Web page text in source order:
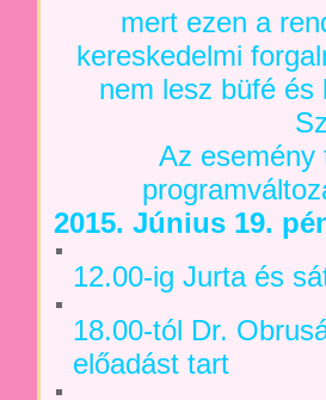
mert ezen a
kereskedelmi
nem lesz büfé és
Az esemény
2015. Június 19.
12.00-ig Jurta és
18.00-tól Dr.
előadást tart